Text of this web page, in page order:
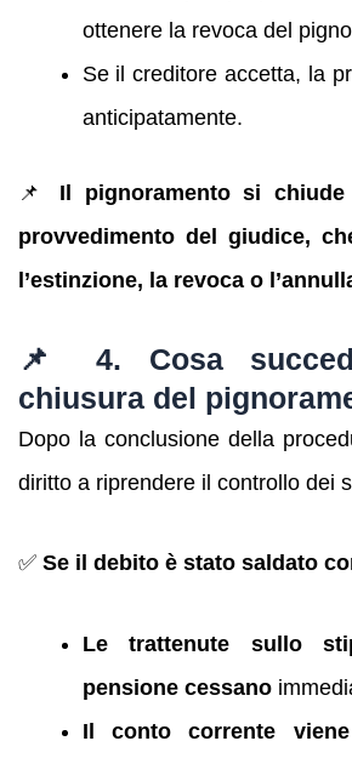
ottenere la revoca del
Se il creditore accetta, la
anticipatamente.
📌 Il pignoramento si
provvedimento del giudice,
l’estinzione, la revoca o
📌 4. Cosa
chiusura del
Dopo la conclusione della
diritto a riprendere il controllo dei
✅ Se il debito è stato saldato
Le trattenute sullo
pensione cessano
Il conto corrente